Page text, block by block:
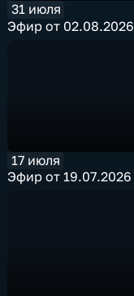
31 июля
Эфир от 02.08.2026
17 июля
Эфир от 19.07.2026